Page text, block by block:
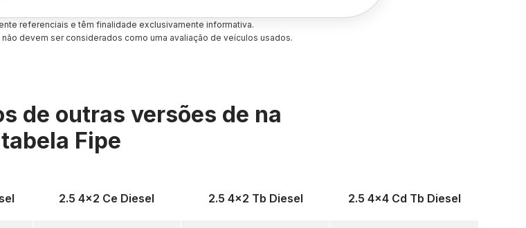
referenciais e têm finalidade exclusivamente informativa.
devem ser considerados como uma avaliação de veículos usados.
de outras versões de na
tabela Fipe
2.5 4x2 Ce Diesel 2.5 4x2 Tb Diesel 2.5 4x4 Cd Tb Diesel